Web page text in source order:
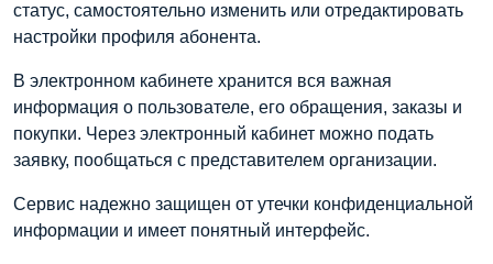
статус, самостоятельно изменить или отредактировать
настройки профиля абонента.
В электронном кабинете хранится вся важная
информация о пользователе, его обращения, заказы и
покупки. Через электронный кабинет можно подать
заявку, пообщаться с представителем организации.
Сервис надежно защищен от утечки конфиденциальной
информации и имеет понятный интерфейс.